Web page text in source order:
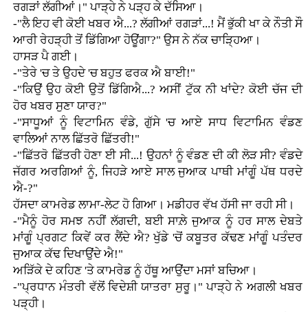
ਰਗੜਾਂ ਲੱਗੀਆਂ।" ਪਾੜ੍ਹੇ ਨੇ ਪੜ੍ਹ ਕੇ ਦੱਸਿਆ।
-"ਲੈ ਇਹ ਵੀ ਕੋਈ ਖਬਰ ਐ...? ਲੱਗੀਆਂ ਰਗੜਾਂ...! ਮੈਂ ਭੁੱਕੀ ਖਾ ਕੇ ਨੌਤੀ ਸੌ
ਆਰੀ ਰੇਹੜ੍ਹੀ ਤੋਂ ਡਿੱਗਿਆ ਹੋਊਂਗਾ?" ਉਸ ਨੇ ਨੱਕ ਚਾੜ੍ਹਿਆ।
ਹਾਸੜ ਪੈ ਗਈ।
-"ਤੇਰੇ 'ਚ ਤੇ ਉਹਦੇ 'ਚ ਬਹੁਤ ਫਰਕ ਐ ਬਾਈ!"
-"ਕਿਉਂ ਉਹ ਕੋਈ ਉਤੋਂ ਡਿੱਗਿਐ...? ਅਸੀਂ ਟੁੱਕ ਨੀ ਖਾਂਦੇ? ਕੋਈ ਚੱਜ ਦੀ
ਹੋਰ ਖਬਰ ਸੁਣਾ ਯਾਰ?"
-"ਸਾਧੂਆਂ ਨੂੰ ਵਿਟਾਮਿਨ ਵੰਡੇ, ਗੁੱਸੇ 'ਚ ਆਏ ਸਾਧ ਵਿਟਾਮਿਨ ਵੰਡਣ
ਵਾਲਿਆਂ ਨਾਲ ਛਿੱਤਰੋ ਛਿੱਤਰੀ!"
-"ਛਿੱਤਰੋ ਛਿੱਤਰੀ ਹੋਣਾ ਈ ਸੀ...! ਉਹਨਾਂ ਨੂੰ ਵੰਡਣ ਦੀ ਕੀ ਲੋੜ ਸੀ? ਵੰਡਦੇ
ਜੱਗਰ ਅਰਗਿਆਂ ਨੂੰ, ਜਿਹੜੇ ਆਏ ਸਾਲ ਜੁਆਕ ਪਾਥੀ ਮਾਂਗੂੰ ਪੱਥ ਧਰਦੇ
ਐ-?"
ਹੱਸਦਾ ਕਾਮਰੇਡ ਲਾਮਾ-ਲੇਟ ਹੋ ਗਿਆ। ਮਡੀਹਰ ਵੱਖ ਹੱਸੀ ਜਾ ਰਹੀ ਸੀ।
-"ਮੈਨੂੰ ਹੋਰ ਸਮਝ ਨਹੀਂ ਲੱਗਦੀ, ਬਈ ਸਾਲ਼ੇ ਜੁਆਕ ਨੂੰ ਹਰ ਸਾਲ ਦੇਬਤੇ
ਮਾਂਗੂੰ ਪ੍ਰਗਟ ਕਿਵੇਂ ਕਰ ਲੈਂਦੇ ਐ? ਖੁੱਡੇ 'ਚੋਂ ਕਬੂਤਰ ਕੱਢਣ ਮਾਂਗੂੰ ਪਤੰਦਰ
ਜੁਆਕ ਕੱਢ ਦਿਖਾਉਂਦੇ ਐ!"
ਅੜਿੱਕੇ ਦੇ ਕਹਿਣ 'ਤੇ ਕਾਮਰੇਡ ਨੂੰ ਹੱਥੂ ਆਉਂਦਾ ਮਸਾਂ ਬਚਿਆ।
-"ਪ੍ਰਧਾਨ ਮੰਤਰੀ ਵੱਲੋਂ ਵਿਦੇਸ਼ੀ ਯਾਤਰਾ ਸੁਰੂ।" ਪਾੜ੍ਹੇ ਨੇ ਅਗਲੀ ਖਬਰ
ਪੜ੍ਹੀ।